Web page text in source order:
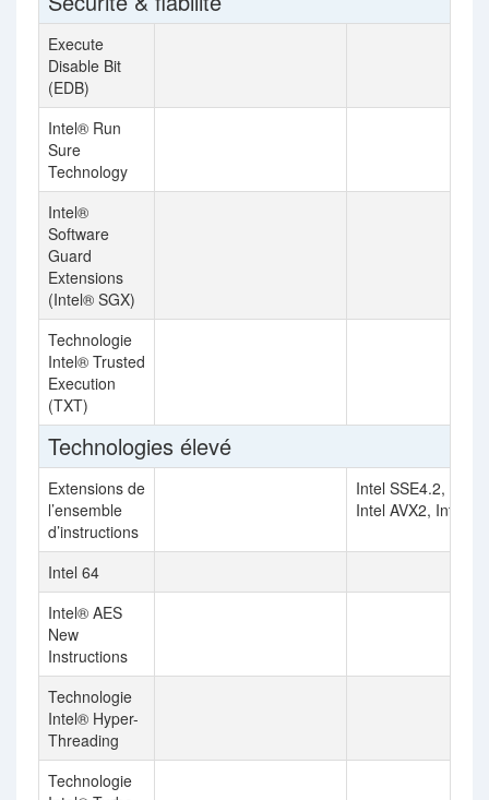
Execute
Disable Bit
(EDB)
Intel® Run
Sure
Technology
Intel®
Software
Guard
Extensions
(Intel® SGX)
Technologie
Intel® Trusted
Execution
(TXT)
Technologies élevé
Extensions de
l’ensemble
d’instructions
Intel SSE4.2, Intel
Intel AVX2, Intel
Intel 64
Intel® AES
New
Instructions
Technologie
Intel® Hyper-
Threading
Technologie